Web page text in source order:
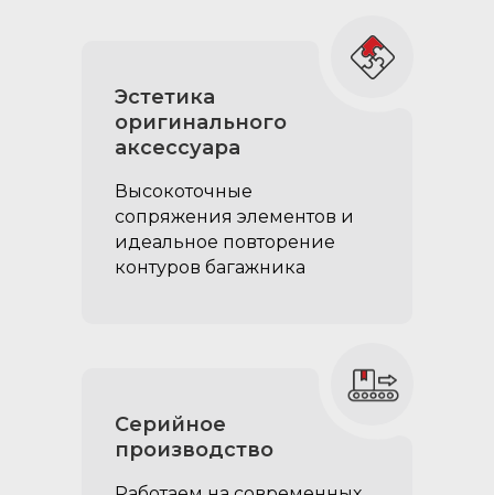
тяжелый груз
EVA коврики на
спальные секции (2
части):
Эстетика
оригинального
аксеcсуара
Серийное
производство
Высокоточные
сопряжения элементов и
идеальное повторение
контуров багажника